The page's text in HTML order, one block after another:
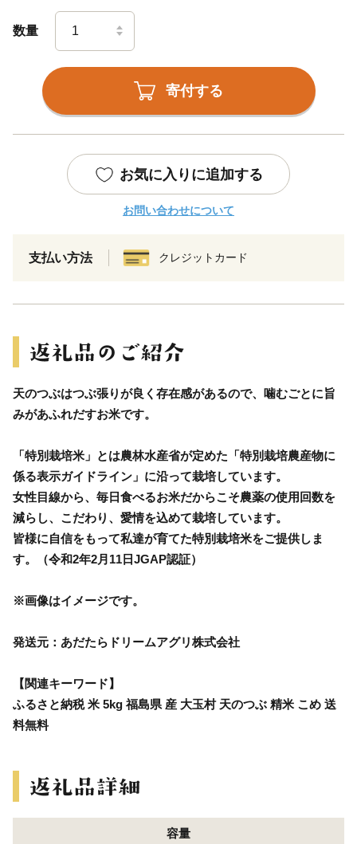
数量
寄付する
お気に入りに追加する
お問い合わせについて
支払い方法 クレジットカード
天のつぶはつぶ張りが良く存在感があるので、噛むごとに旨
みがあふれだすお米です。
「特別栽培米」とは農林水産省が定めた「特別栽培農産物に
係る表示ガイドライン」に沿って栽培しています。
女性目線から、毎日食べるお米だからこそ農薬の使用回数を
減らし、こだわり、愛情を込めて栽培しています。
皆様に自信をもって私達が育てた特別栽培米をご提供しま
す。（令和2年2月11日JGAP認証）
※画像はイメージです。
発送元：あだたらドリームアグリ株式会社
【関連キーワード】
ふるさと納税 米 5kg 福島県 産 大玉村 天のつぶ 精米 こめ 送
料無料
容量